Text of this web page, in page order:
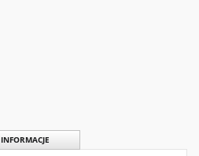
INFORMACJE